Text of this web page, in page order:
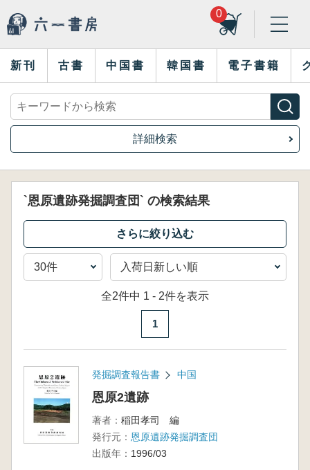
0
新刊 古書 中国書 韓国書 電子書籍
詳細検索
`恩原遺跡発掘調査団` の検索結果
全2件中 1 - 2件を表示
1
発掘調査報告書 中国
恩原2遺跡
著者： 稲田孝司 編
発行元： 恩原遺跡発掘調査団
出版年： 1996/03